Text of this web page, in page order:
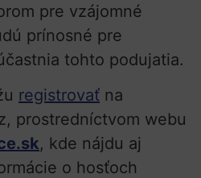
pre vzájomné
prínosné pre
tohto podujatia.
registrovať na
prostredníctvom webu
, kde nájdu aj
o hosťoch